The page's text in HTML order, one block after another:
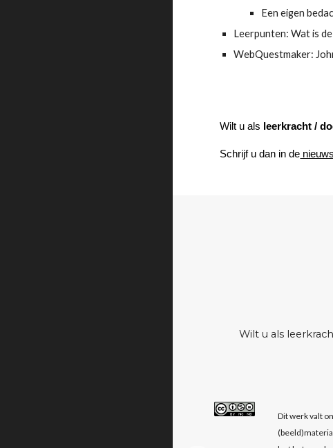
Een eigen
Leerpunten: Wat is
WebQuestmaker:
Wilt u als leerkracht /
Schrijf u dan in de
Wilt u als
Dit werk valt